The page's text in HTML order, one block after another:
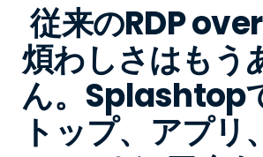
従来のRDP
煩わしさはもう
ん。Splashtop
トップ、アプリ